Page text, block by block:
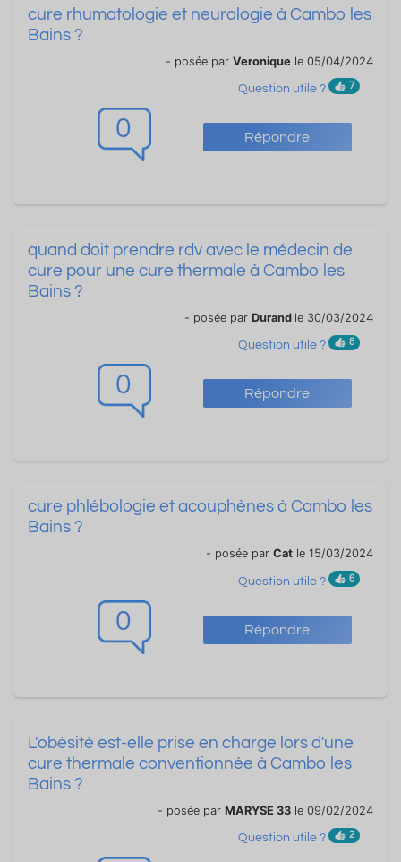
0 Répondre
cure rhumatologie et neurologie à Cambo les
Bains ?
- posée par Veronique le 05/04/2024
Question utile ? 7
0 Répondre
quand doit prendre rdv avec le médecin de
cure pour une cure thermale à Cambo les
Bains ?
- posée par Durand le 30/03/2024
Question utile ? 8
0 Répondre
cure phlébologie et acouphènes à Cambo les
Bains ?
- posée par Cat le 15/03/2024
Question utile ? 6
L'obésité est-elle prise en charge lors d'une
cure thermale conventionnée à Cambo les
Bains ?
- posée par MARYSE 33 le 09/02/2024
Question utile ? 2